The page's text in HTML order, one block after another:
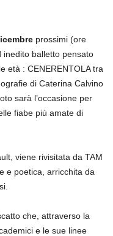
prossimi (ore
inedito balletto pensato
età : CENERENTOLA tra
di Caterina Calvino
sarà l’occasione per
fiabe più amate di
viene rivisitata da TAM
e poetica, arricchita da
che, attraverso la
e le sue linee